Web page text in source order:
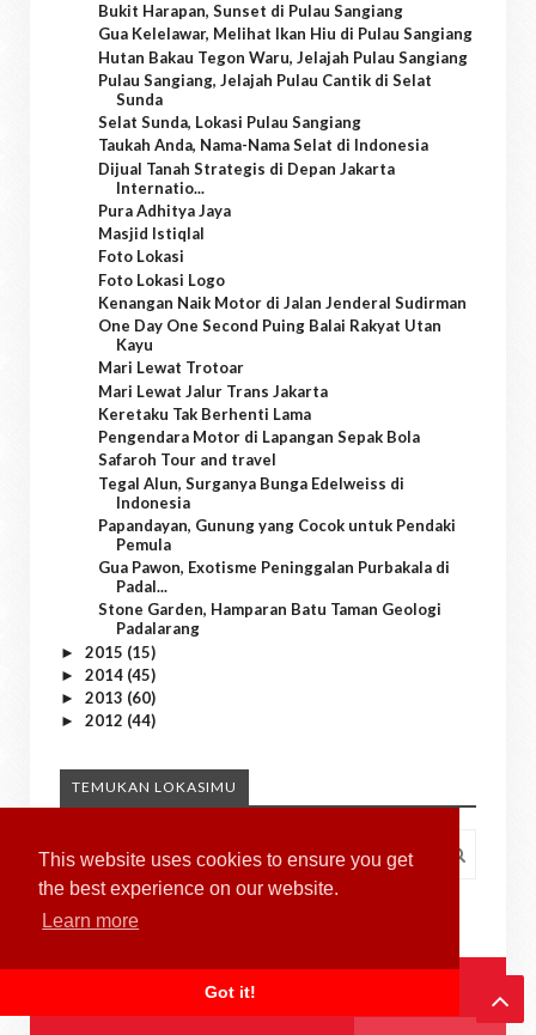
This website uses cookies to ensure you get
the best experience on our website.
Learn more
Got it!
Bukit Harapan, Sunset di Pulau Sangiang
Gua Kelelawar, Melihat Ikan Hiu di Pulau Sangiang
Hutan Bakau Tegon Waru, Jelajah Pulau Sangiang
Pulau Sangiang, Jelajah Pulau Cantik di Selat
Sunda
Selat Sunda, Lokasi Pulau Sangiang
Taukah Anda, Nama-Nama Selat di Indonesia
Dijual Tanah Strategis di Depan Jakarta
Internatio...
Pura Adhitya Jaya
Masjid Istiqlal
Foto Lokasi
Foto Lokasi Logo
Kenangan Naik Motor di Jalan Jenderal Sudirman
One Day One Second Puing Balai Rakyat Utan
Kayu
Mari Lewat Trotoar
Mari Lewat Jalur Trans Jakarta
Keretaku Tak Berhenti Lama
Pengendara Motor di Lapangan Sepak Bola
Safaroh Tour and travel
Tegal Alun, Surganya Bunga Edelweiss di
Indonesia
Papandayan, Gunung yang Cocok untuk Pendaki
Pemula
Gua Pawon, Exotisme Peninggalan Purbakala di
Padal...
Stone Garden, Hamparan Batu Taman Geologi
Padalarang
► 2015 (15)
► 2014 (45)
► 2013 (60)
► 2012 (44)
TEMUKAN LOKASIMU